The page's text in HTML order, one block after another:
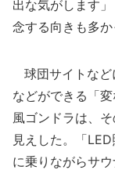
出な気がします
念する向きも多か
球団サイトなど
などができる「
風ゴンドラは、
見えした。「
に乗りながらサ